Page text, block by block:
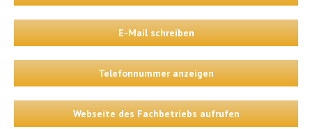
E-Mail schreiben
Telefonnummer anzeigen
Webseite des Fachbetriebs aufrufen